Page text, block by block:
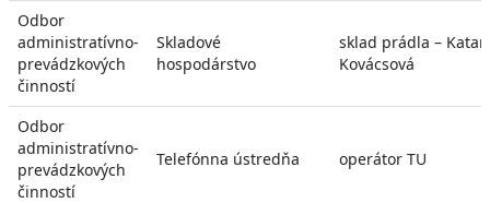
Odbor
administratívno-
prevádzkových
činností
Skladové
hospodárstvo
sklad prádla –
Kovácsová
Odbor
administratívno-
prevádzkových
činností
Telefónna ústredňa operátor TU